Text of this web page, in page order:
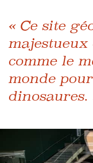
« Ce site
majestueux
comme le
monde
dinosaures.